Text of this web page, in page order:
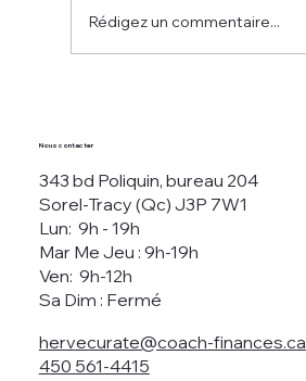
Rédigez un commentaire...
hervecurate@coach-finances.ca
450 561-4415
Nous contacter
343 bd Poliquin, bureau 204
Sorel-Tracy (Qc) J3P 7W1
Lun: 9h - 19h
Mar Me Jeu : 9h-19h
Ven: 9h-12h
Sa Dim : Fermé